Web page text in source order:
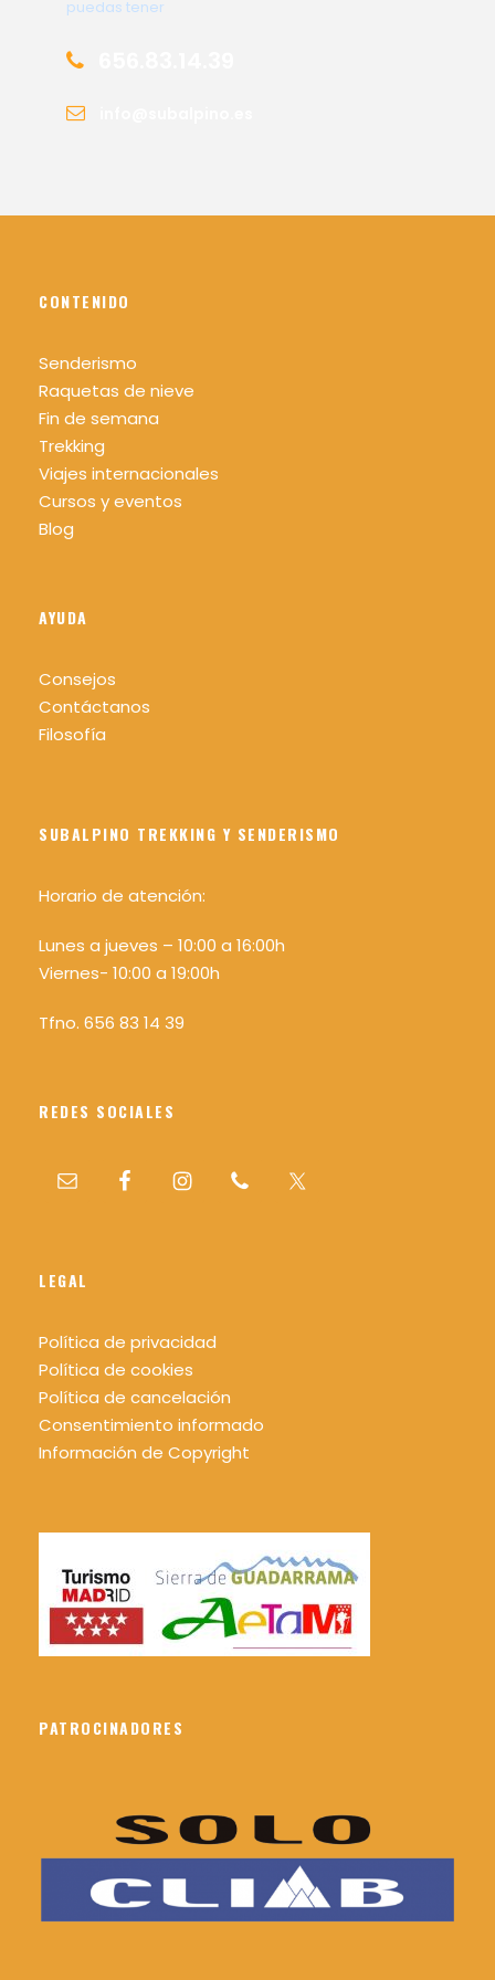
puedas tener
CONTENIDO
Senderismo
Raquetas de nieve
Fin de semana
Trekking
Viajes internacionales
Cursos y eventos
Blog
AYUDA
Consejos
Contáctanos
Filosofía
SUBALPINO TREKKING Y SENDERISMO
Horario de atención:
Lunes a jueves – 10:00 a 16:00h
Viernes- 10:00 a 19:00h
Tfno. 656 83 14 39
REDES SOCIALES
LEGAL
Política de privacidad
Política de cookies
Política de cancelación
Consentimiento informado
Información de Copyright
PATROCINADORES